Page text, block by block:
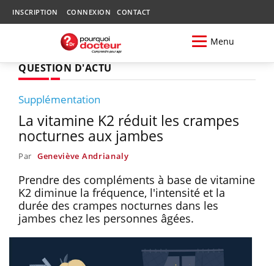
INSCRIPTION CONNEXION CONTACT
Menu
QUESTION D'ACTU
Supplémentation
La vitamine K2 réduit les crampes
nocturnes aux jambes
Par Geneviève Andrianaly
Prendre des compléments à base de vitamine
K2 diminue la fréquence, l'intensité et la
durée des crampes nocturnes dans les
jambes chez les personnes âgées.